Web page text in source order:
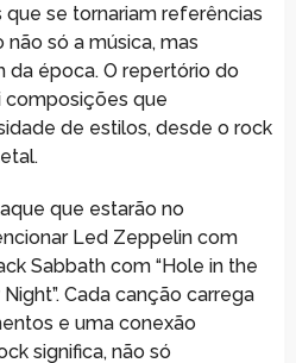
se tornariam referências
só a música, mas
época. O repertório do
composições que
de estilos, desde o rock
que estarão no
Led Zeppelin com
Sabbath com “Hole in the
Cada canção carrega
e uma conexão
significa, não só